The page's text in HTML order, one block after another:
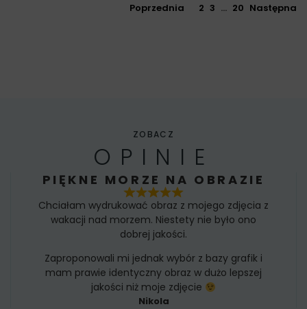
Poprzednia 2 3 … 20 Następna
ZOBACZ
OPINIE
PIĘKNE MORZE NA OBRAZIE
Chciałam wydrukować obraz z mojego zdjęcia z
wakacji nad morzem. Niestety nie było ono
dobrej jakości.
Zaproponowali mi jednak wybór z bazy grafik i
mam prawie identyczny obraz w dużo lepszej
jakości niż moje zdjęcie
Nikola